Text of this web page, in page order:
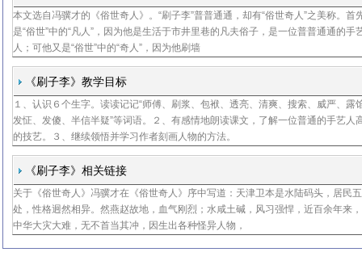
人民教育出版社
本文选自冯骥才的《俗世奇人》。“刷子李”普普通通，却有“俗世奇人”之美称。首
是“俗世”中的“凡人”，因为他是生活于市井里巷的凡夫俗子，是一位普普通通的手
人；可他又是“俗世”中的“奇人”，因为他刷墙
《刷子李》教学目标
人民教育出版社
１、认识６个生字。读读记记“师傅、刷浆、包袱、透亮、清爽、搜索、威严、露
发怔、发傻、半信半疑”等词语。２、有感情地朗读课文，了解一位普通的手艺人
的技艺。３、继续领悟并学习作者刻画人物的方法。
《刷子李》相关链接
人民教育出版社
关于《俗世奇人》冯骥才在《俗世奇人》序中写道：天津卫本是水陆码头，居民
处，性格迥然相异。然燕赵故地，血气刚烈；水咸土碱，风习强悍，近百余年来
中华大灾大难，无不首当其冲，因生出各种怪异人物，